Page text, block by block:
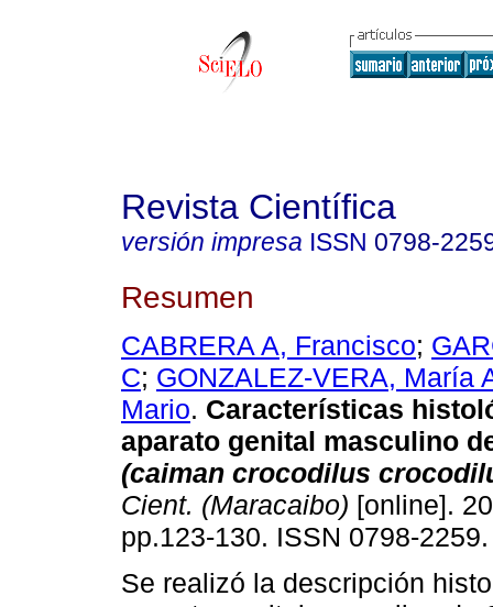
Revista Científica
versión impresa ISSN 0798-
Resumen
CABRERA A, Francisco;
C; GONZALEZ-VERA, María
Mario. Características
aparato genital masculino
(caiman crocodilus
Cient. (Maracaibo) [online].
pp.123-130. ISSN 0798-2259.
Se realizó la descripción